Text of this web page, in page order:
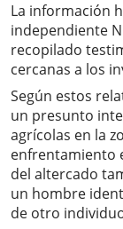
La información
independiente
recopilado
cercanas a los
Según estos
un presunto
agrícolas en la
enfrentamiento
del altercado
un hombre
de otro